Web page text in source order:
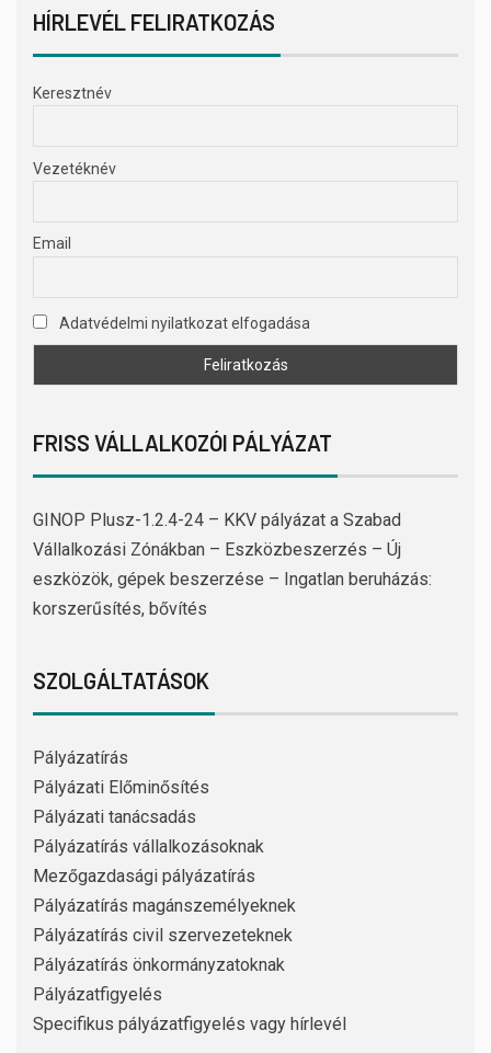
HÍRLEVÉL FELIRATKOZÁS
Keresztnév
Vezetéknév
Email
Adatvédelmi nyilatkozat elfogadása
FRISS VÁLLALKOZÓI PÁLYÁZAT
GINOP Plusz-1.2.4-24 – KKV pályázat a Szabad
Vállalkozási Zónákban – Eszközbeszerzés – Új
eszközök, gépek beszerzése – Ingatlan beruházás:
korszerűsítés, bővítés
SZOLGÁLTATÁSOK
Pályázatírás
Pályázati Előminősítés
Pályázati tanácsadás
Pályázatírás vállalkozásoknak
Mezőgazdasági pályázatírás
Pályázatírás magánszemélyeknek
Pályázatírás civil szervezeteknek
Pályázatírás önkormányzatoknak
Pályázatfigyelés
Specifikus pályázatfigyelés vagy hírlevél